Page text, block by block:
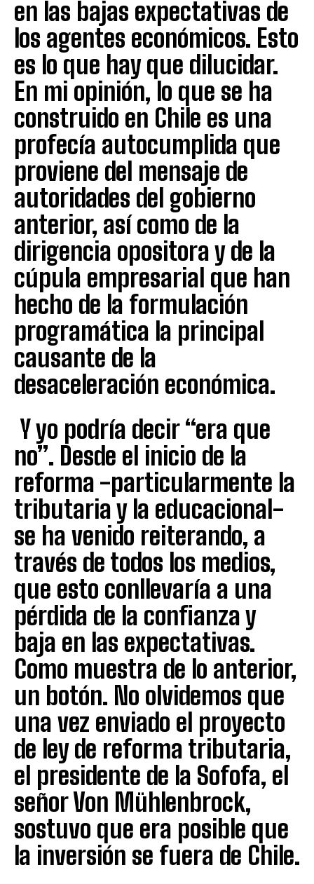
en las bajas expectativas de
los agentes económicos. Esto
es lo que hay que dilucidar.
En mi opinión, lo que se ha
construido en Chile es una
profecía autocumplida que
proviene del mensaje de
autoridades del gobierno
anterior, así como de la
dirigencia opositora y de la
cúpula empresarial que han
hecho de la formulación
programática la principal
causante de la
desaceleración económica.
Y yo podría decir “era que
no”. Desde el inicio de la
reforma -particularmente la
tributaria y la educacional-
se ha venido reiterando, a
través de todos los medios,
que esto conllevaría a una
pérdida de la confianza y
baja en las expectativas.
Como muestra de lo anterior,
un botón. No olvidemos que
una vez enviado el proyecto
de ley de reforma tributaria,
el presidente de la Sofofa, el
señor Von Mühlenbrock,
sostuvo que era posible que
la inversión se fuera de Chile.